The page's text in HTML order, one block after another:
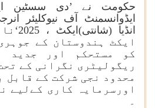
حکومت نے ’دی سسٹین
ایڈوانسمنٹ آف نیوکلیئر
انڈیا
ایکٹ ہندوستان کے
کو مستحکم اور جدید
ریگولیٹری نگرانی کے
محدود نجی شرکت کے قابل
اورسرمایہ کاری کےلیے
۔